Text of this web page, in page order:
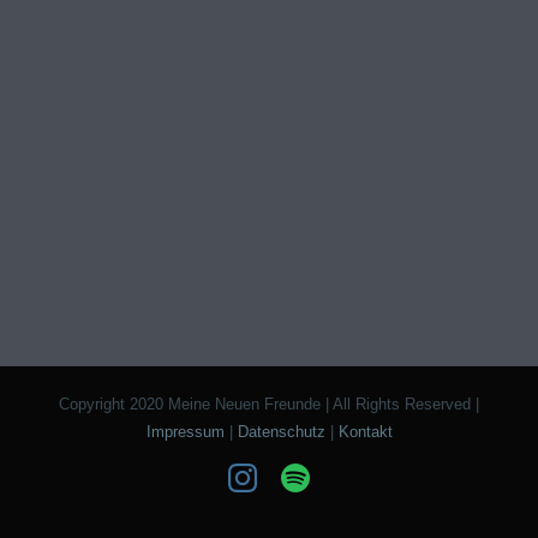
Copyright 2020 Meine Neuen Freunde | All Rights Reserved |
Impressum
Datenschutz Kontakt
Instagram
Spotify